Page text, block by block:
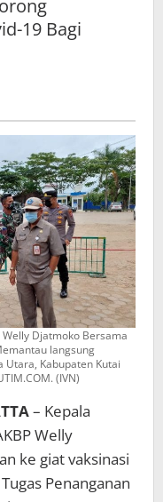
19 Bagi
Welly Djatmoko Bersama
langsung
Utara, Kabupaten Kutai
(IVN)
– Kepala
Welly
ke giat vaksinasi
Penanganan